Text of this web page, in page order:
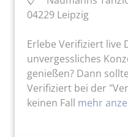
04229 Leipzig
Erlebe Verifiziert live
unvergessliches
genießen? Dann
Verifiziert bei der
keinen Fall mehr